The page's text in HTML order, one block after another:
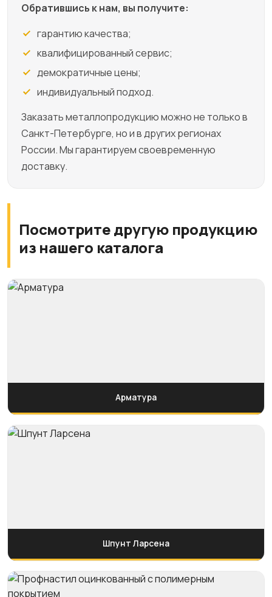
Обратившись к нам, вы получите:
гарантию качества;
квалифицированный сервис;
демократичные цены;
индивидуальный подход.
Заказать металлопродукцию можно не только в
Санкт-Петербурге, но и в других регионах
России. Мы гарантируем своевременную
доставку.
Посмотрите другую продукцию
из нашего каталога
Арматура
Шпунт Ларсена